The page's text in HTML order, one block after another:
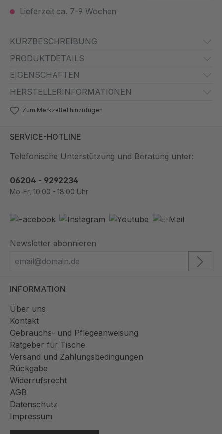
Lieferzeit ca. 7-9 Wochen
KURZBESCHREIBUNG
PRODUKTDETAILS
EIGENSCHAFTEN
HERSTELLERINFORMATIONEN
Zum Merkzettel hinzufügen
SERVICE-HOTLINE
Telefonische Unterstützung und Beratung unter:
06204 - 9292234
Mo-Fr, 10:00 - 18:00 Uhr
Newsletter abonnieren
INFORMATION
Über uns
Kontakt
Gebrauchs- und Pflegeanweisung
Ratgeber für Tische
Versand und Zahlungsbedingungen
Rückgabe
Widerrufsrecht
AGB
Datenschutz
Impressum